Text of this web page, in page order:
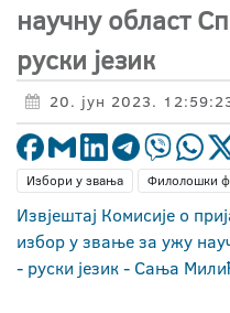
научну област
руски језик
20. јун 2023.
Избори у звања Филолошки
Извјештај Комисије о
избор у звање за ужу
- руски језик - Сања